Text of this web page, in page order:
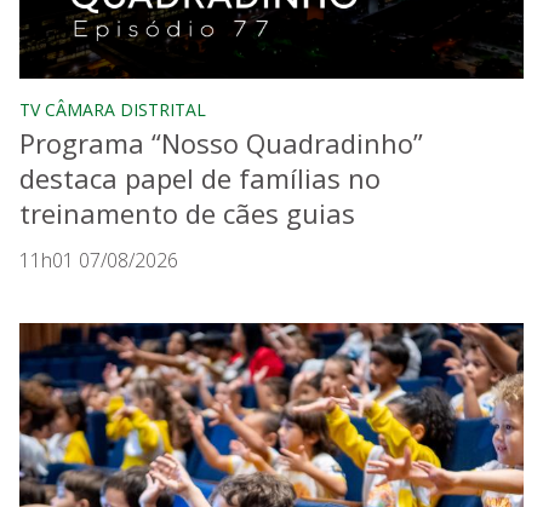
TV CÂMARA DISTRITAL
Programa “Nosso Quadradinho”
destaca papel de famílias no
treinamento de cães guias
11h01 07/08/2026